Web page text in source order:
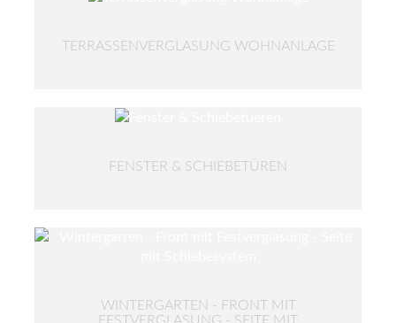
TERRASSENVERGLASUNG WOHNANLAGE
FENSTER & SCHIEBETÜREN
WINTERGARTEN - FRONT MIT
FESTVERGLASUNG - SEITE MIT